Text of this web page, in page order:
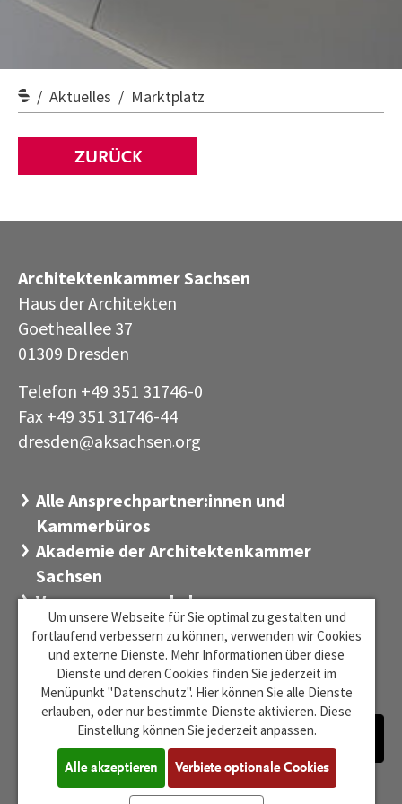
Aktuelles Marktplatz
ZURÜCK
Architektenkammer Sachsen
Haus der Architekten
Goetheallee 37
01309 Dresden
Telefon +49 351 31746-0
Fax +49 351 31746-44
dresden@aksachsen·org
Alle Ansprechpartner:innen und
Kammerbüros
Akademie der Architektenkammer
Sachsen
Versorgungswerk der
Architektenkammer Sachsen
Stiftung Sächsischer Architekten
Zentrum für Baukultur Sachsen
Impressum Datenschutz
Um unsere Webseite für Sie optimal zu gestalten und
fortlaufend verbessern zu können, verwenden wir Cookies
und externe Dienste. Mehr Informationen über diese
Dienste und deren Cookies finden Sie jederzeit im
Menüpunkt "Datenschutz". Hier können Sie alle Dienste
erlauben, oder nur bestimmte Dienste aktivieren. Diese
Einstellung können Sie jederzeit anpassen.
Alle akzeptieren Verbiete optionale Cookies